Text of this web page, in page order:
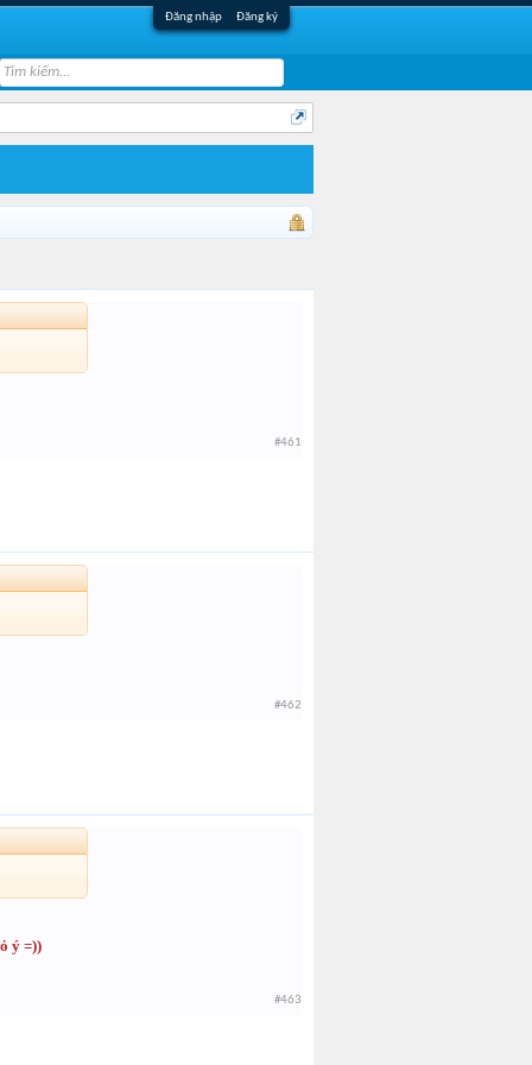
Đăng nhập Đăng ký
#461
#462
ý =))
#463